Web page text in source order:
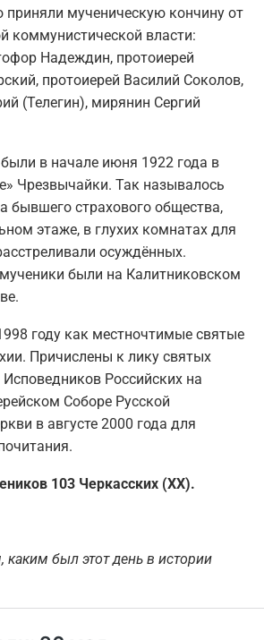
приняли мученическую кончину от
коммунистической власти:
Надеждин, протоиерей
протоиерей Василий Соколов,
(Телегин), мирянин Сергий
в начале июня 1922 года в
Чрезвычайки. Так называлось
бывшего страхового общества,
этаже, в глухих комнатах для
осуждённых.
были на Калитниковском
году как местночтимые святые
Причислены к лику святых
Российских на
Соборе Русской
в августе 2000 года для
103 Черкасских (XX).
был этот день в истории